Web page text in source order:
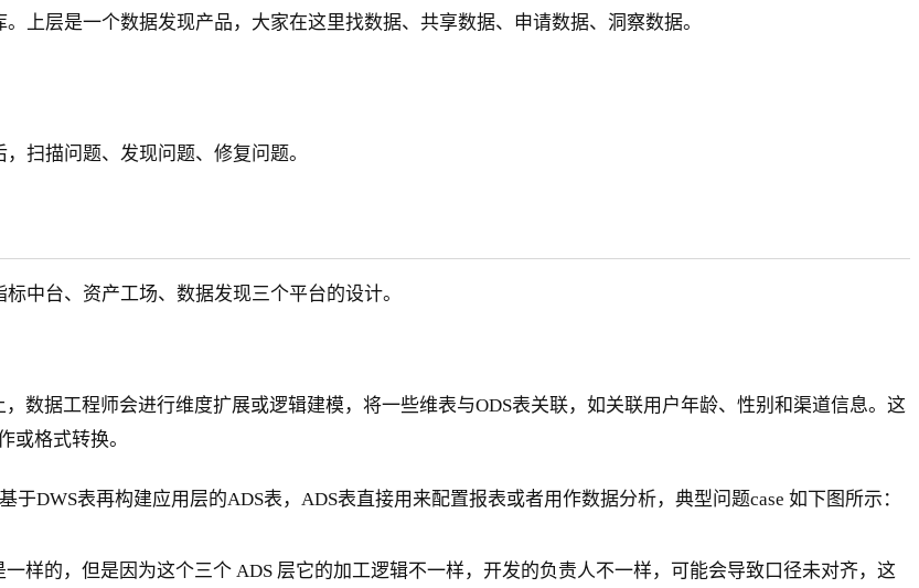
上层是一个数据发现产品，大家在这里找数据、共享数据、申请数据、洞察数据。
扫描问题、发现问题、修复问题。
中台、资产工场、数据发现三个平台的设计。
数据工程师会进行维度扩展或逻辑建模，将一些维表与ODS表关联，如关联用户年龄、性别和渠道信息。这
或格式转换。
DWS表再构建应用层的ADS表，ADS表直接用来配置报表或者用作数据分析，典型问题case 如下图所示：
样的，但是因为这个三个 ADS 层它的加工逻辑不一样，开发的负责人不一样，可能会导致口径未对齐，这